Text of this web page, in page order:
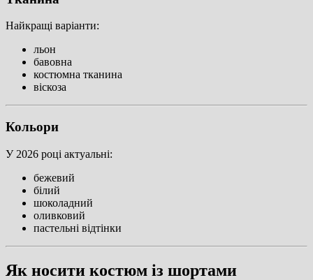
Найкращі варіанти:
льон
бавовна
костюмна тканина
віскоза
Кольори
У 2026 році актуальні:
бежевий
білий
шоколадний
оливковий
пастельні відтінки
Як носити костюм із шортами